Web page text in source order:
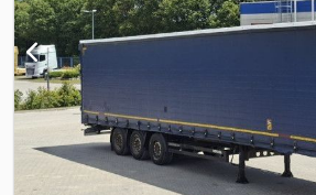
csatlakozó, antispray, emelhető tető (kézi):
ponyvarendszer. A weboldalunkon
jármű áttekintését. Finanszírozásra van
finanszírozási megoldásokat, teljes körű
telematikai szolgáltatásokat kínálunk.
adunk tanácsot. Credpfx Aaezn D Dtshef